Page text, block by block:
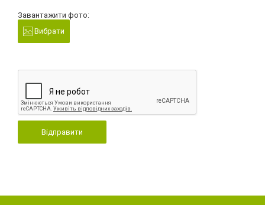
Завантажити фото:
Вибрати
Відправити